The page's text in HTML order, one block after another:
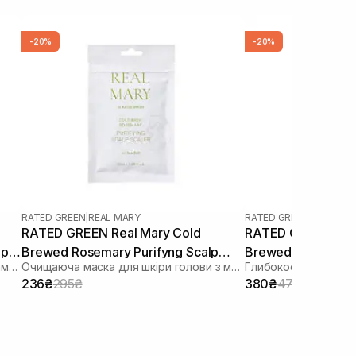
Глибокоочищаючий відлущуючий шампунь з соком розмарину
-20%
RATED GREEN REAL MARY
RATED GREEN Real Mary Cold
Brewed Rosemary Purifyng Scalp
Scaler 50 мл
Очищаюча маска для шкіри голови з морською сіллю
236₴295₴
-20%
RATED GREEN
RATED GREEN
Brewed
Shampoo 100 мл
380₴475₴